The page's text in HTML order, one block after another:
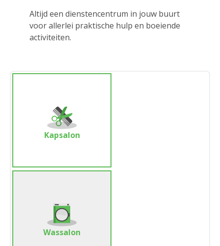
Altijd een dienstencentrum in jouw buurt
voor allerlei praktische hulp en boeiende
activiteiten.
Kapsalon
Wassalon